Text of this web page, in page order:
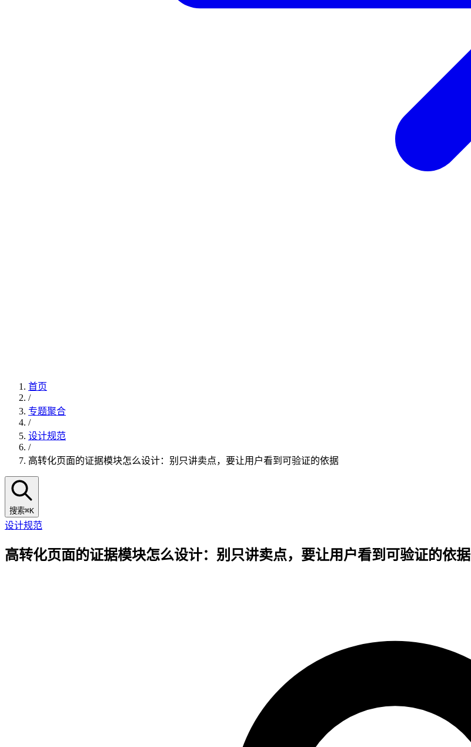
首页
/
专题聚合
/
设计规范
/
高转化页面的证据模块怎么设计：别只讲卖点，要让用户看到可验证的依据
搜索⌘K
设计规范
高转化页面的证据模块怎么设计：别只讲卖点，要让用户看到可验证的依据